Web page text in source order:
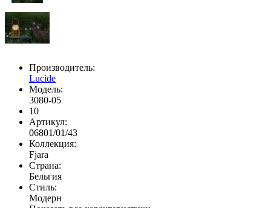
Производитель:
Lucide
Модель:
3080-05
10
Артикул:
06801/01/43
Коллекция:
Fjara
Страна:
Бельгия
Стиль:
Модерн